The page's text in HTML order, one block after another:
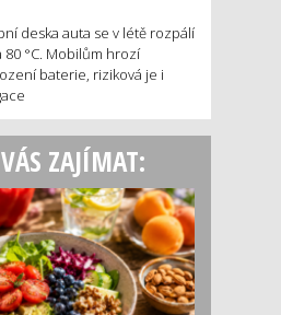
deska auta se v létě rozpálí
80 °C. Mobilům hrozí
baterie, riziková je i
ZAJÍMAT: